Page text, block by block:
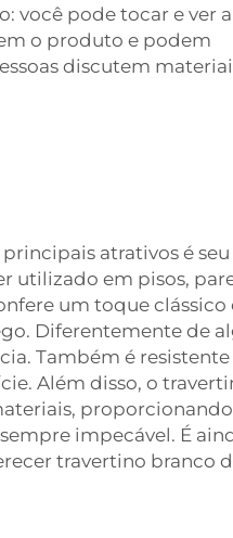
você pode tocar e ver a
o produto e podem
discutem
atrativos é
utilizado em pisos,
um toque clássico
Diferentemente de
Também é resistente
Além disso, o
proporcionando
impecável. É
travertino branco